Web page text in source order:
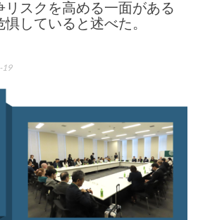
スクを高める一面がある
していると述べた。
19